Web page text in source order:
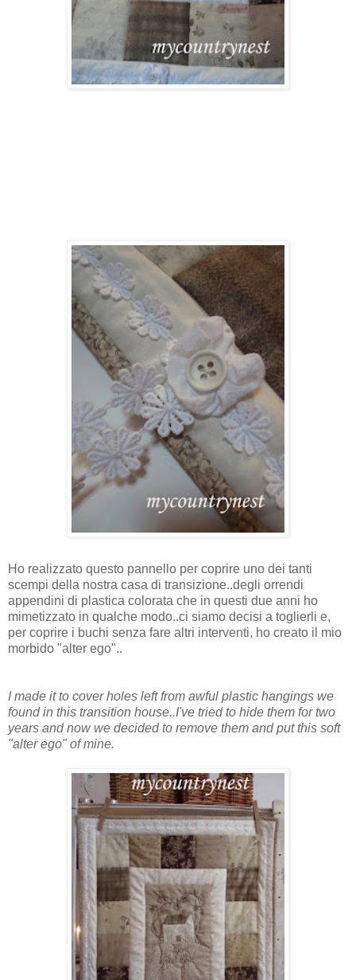
Ho realizzato questo pannello per coprire uno dei tanti
scempi della nostra casa di transizione..degli orrendi
appendini di plastica colorata che in questi due anni ho
mimetizzato in qualche modo..ci siamo decisi a toglierli e,
per coprire i buchi senza fare altri interventi, ho creato il mio
morbido "alter ego"..
I made it to cover holes left from awful plastic hangings we
found in this transition house..I've tried to hide them for two
years and now we decided to remove them and put this soft
"alter ego" of mine.